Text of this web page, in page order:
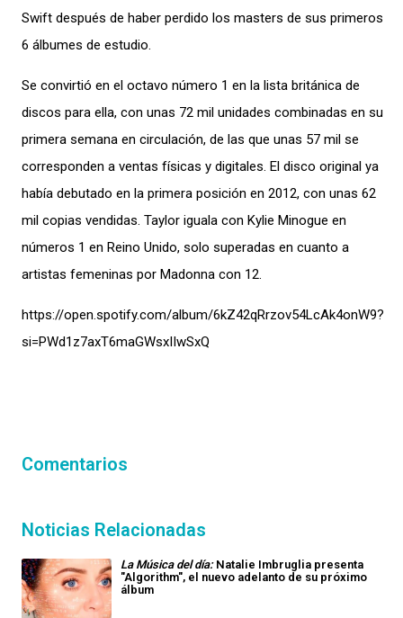
Swift después de haber perdido los masters de sus primeros
6 álbumes de estudio.
Se convirtió en el octavo número 1 en la lista británica de
discos para ella, con unas 72 mil unidades combinadas en su
primera semana en circulación, de las que unas 57 mil se
corresponden a ventas físicas y digitales. El disco original ya
había debutado en la primera posición en 2012, con unas 62
mil copias vendidas. Taylor iguala con Kylie Minogue en
números 1 en Reino Unido, solo superadas en cuanto a
artistas femeninas por Madonna con 12.
https://open.spotify.com/album/6kZ42qRrzov54LcAk4onW9?
si=PWd1z7axT6maGWsxIIwSxQ
Comentarios
Noticias Relacionadas
La Música del día:Natalie Imbruglia presenta
"Algorithm", el nuevo adelanto de su próximo
álbum